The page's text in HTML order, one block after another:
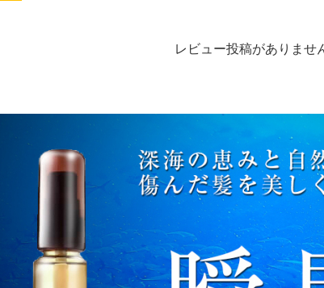
レビュー投稿がありませ